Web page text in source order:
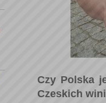
Czy Polska
Czeskich